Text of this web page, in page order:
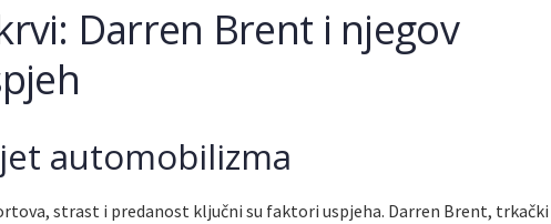
Darren Brent i njegov
automobilizma
strast i predanost ključni su faktori uspjeha. Darren Brent, trkački